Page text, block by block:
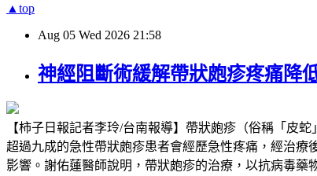
▲top
Aug 05 Wed 2026 21:58
神經阻斷術緩解帶狀皰疹疼痛降
【柿子日報記者李玲/台南報導】帶狀皰疹（俗稱「皮
超過九成的急性帶狀皰疹患者會經歷急性疼痛，經治療
影響。謝佑蓮醫師說明，帶狀皰疹的治療，以抗病毒